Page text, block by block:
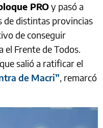
PROy pasó a
de distintas provincias
de conseguir
el Frente de Todos.
salió a ratificar el
de Macri”, remarcó